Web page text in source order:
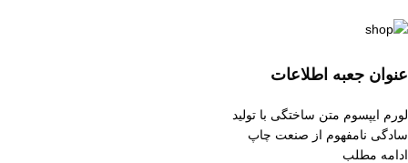
عنوان جعبه اطلاعات
لورم ایپسوم متن ساختگی با تولید
سادگی نامفهوم از صنعت چاپ
ادامه مطلب